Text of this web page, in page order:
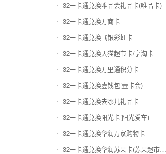
32一卡通兑换唯品会礼品卡(唯品卡)
32一卡通兑换万商卡
32一卡通兑换飞银彩虹卡
32一卡通兑换天猫超市卡/享淘卡
32一卡通兑换万里通积分卡
32一卡通兑换壹钱包(壹卡会)
32一卡通兑换去哪儿礼品卡
32一卡通兑换阳光卡(阳光爱车)
32一卡通兑换华润万家购物卡
32一卡通兑换华润苏果卡(苏果超市卡)（维护 请暂停提交）